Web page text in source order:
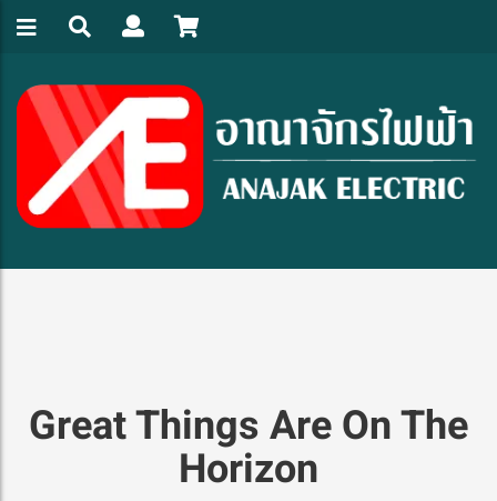
Great Things Are On The
Horizon